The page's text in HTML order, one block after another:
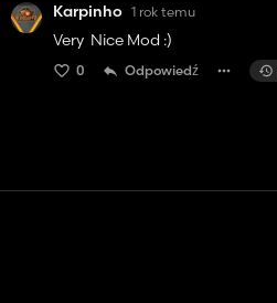
Karpinho 1 rok temu
Very Nice Mod :)
0 Odpowiedź